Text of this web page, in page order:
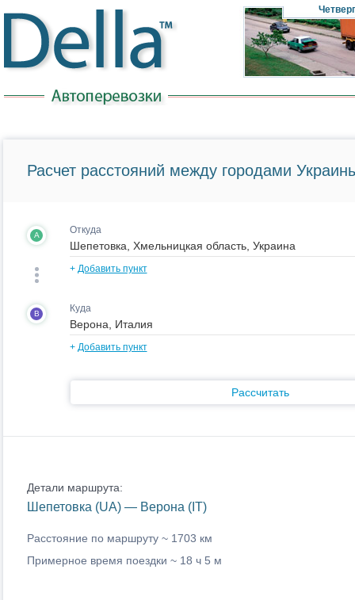
Четверг
Расчет расстояний между городами
A Откуда
+ Добавить пункт
B Куда
+ Добавить пункт
Рассчитать
Детали маршрута:
Шепетовка (UA) — Верона (IT)
Расстояние по маршруту ~ 1703 км
Примерное время поездки ~ 18 ч 5 м